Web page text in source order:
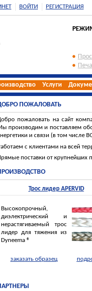
ВОЙТИ РЕГИСТРАЦИЯ
Услуги
ПОЖАЛОВАТЬ
пожаловать на сайт
производим и поставляем
и связи (в том числе
с клиентами на всей
поставки от крупнейших
Трос лидер APERVID
Высокопрочный,
диэлектрический и
нерастягиваемый трос
лидер для тяжения из
Dyneema ®
заказать образец